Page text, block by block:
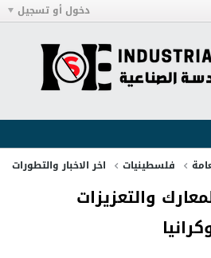
دخول أو تسجيل
فلسطينيات اخر الاخبار والتطورات
والتعزيزات